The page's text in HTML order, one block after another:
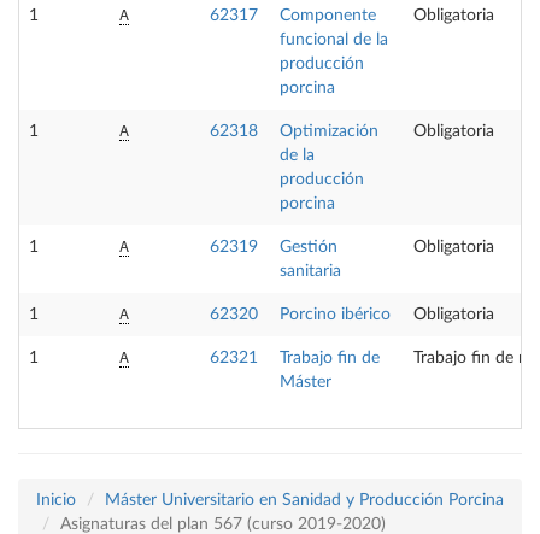
1 A 62317
Componente
funcional de la
producción
porcina
Obligatoria
1 A 62318
Optimización
de la
producción
porcina
Obligatoria
1 A 62319
Gestión
sanitaria
Obligatoria
1 A 62320 Porcino ibérico Obligatoria
1 A 62321
Trabajo fin de
Máster
Trabajo fin de
Inicio
Máster Universitario en Sanidad y Producción Porcina
Asignaturas del plan 567 (curso 2019-2020)